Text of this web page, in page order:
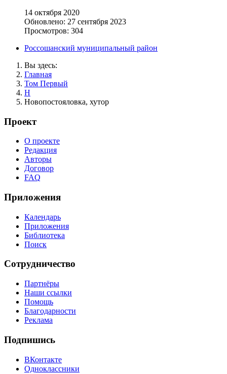
14 октября 2020
Обновлено: 27 сентября 2023
Просмотров: 304
Россошанский муниципальный район
Вы здесь:
Главная
Том Первый
Н
Новопостояловка, хутор
Проект
О проекте
Редакция
Авторы
Договор
FAQ
Приложения
Календарь
Приложения
Библиотека
Поиск
Сотрудничество
Партнёры
Наши ссылки
Помощь
Благодарности
Реклама
Подпишись
ВКонтакте
Одноклассники